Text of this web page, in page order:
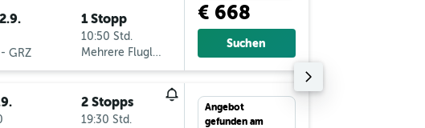
GRZ
1 Stopp
10:50 Std.
Mehrere Fluglinien
€ 668
Suchen
2 Stopps
19:30 Std.
Angebot
gefunden am